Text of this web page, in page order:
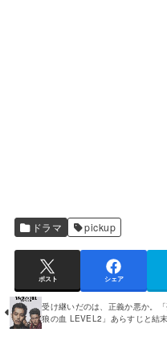
ドラマ pickup
ポスト シェア
受け継いだのは、正義か悪か。「
狼の血 LEVEL2」あらすじと結末